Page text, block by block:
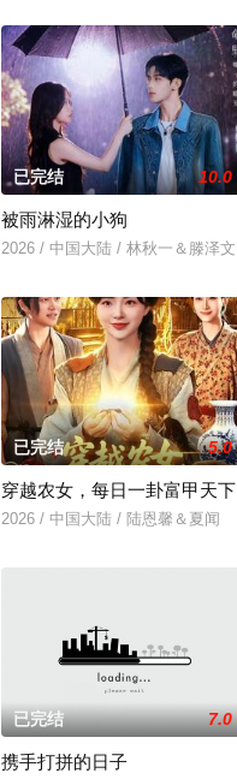
已完结 10.0
被雨淋湿的小狗
2026 / 中国大陆 / 林秋一＆滕泽文
已完结 5.0
穿越农女，每日一卦富甲天下
2026 / 中国大陆 / 陆恩馨＆夏闻
已完结 7.0
携手打拼的日子